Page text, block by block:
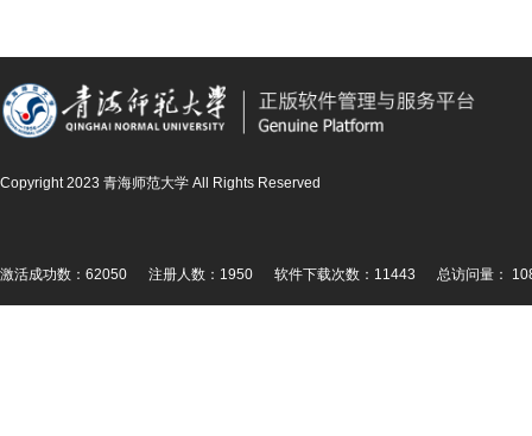
Copyright 2023 青海师范大学 All Rights Reserved
激活成功数：62050 注册人数：1950 软件下载次数：11443 总访问量：